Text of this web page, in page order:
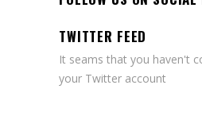
TWITTER FEED
It seams that you haven't
your Twitter account